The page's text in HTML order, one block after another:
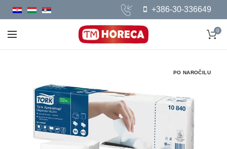
+386-30-336649
0
PO NAROČILU